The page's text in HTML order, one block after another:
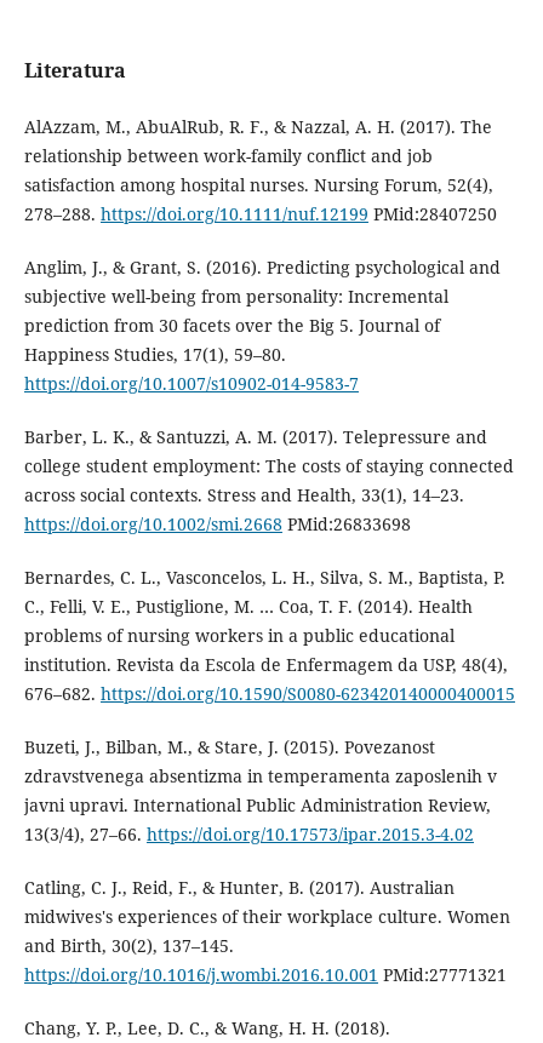
Literatura
AlAzzam, M., AbuAlRub, R. F., & Nazzal, A. H. (2017). The
relationship between work-family conflict and job
satisfaction among hospital nurses. Nursing Forum, 52(4),
278–288. https://doi.org/10.1111/nuf.12199 PMid:28407250
Anglim, J., & Grant, S. (2016). Predicting psychological and
subjective well-being from personality: Incremental
prediction from 30 facets over the Big 5. Journal of
Happiness Studies, 17(1), 59–80.
https://doi.org/10.1007/s10902-014-9583-7
Barber, L. K., & Santuzzi, A. M. (2017). Telepressure and
college student employment: The costs of staying connected
across social contexts. Stress and Health, 33(1), 14–23.
https://doi.org/10.1002/smi.2668PMid:26833698
Bernardes, C. L., Vasconcelos, L. H., Silva, S. M., Baptista, P.
C., Felli, V. E., Pustiglione, M. … Coa, T. F. (2014). Health
problems of nursing workers in a public educational
institution. Revista da Escola de Enfermagem da USP, 48(4),
676–682. https://doi.org/10.1590/S0080-623420140000400015
Buzeti, J., Bilban, M., & Stare, J. (2015). Povezanost
zdravstvenega absentizma in temperamenta zaposlenih v
javni upravi. International Public Administration Review,
13(3/4), 27–66. https://doi.org/10.17573/ipar.2015.3-4.02
Catling, C. J., Reid, F., & Hunter, B. (2017). Australian
midwives's experiences of their workplace culture. Women
and Birth, 30(2), 137–145.
https://doi.org/10.1016/j.wombi.2016.10.001 PMid:27771321
Chang, Y. P., Lee, D. C., & Wang, H. H. (2018).